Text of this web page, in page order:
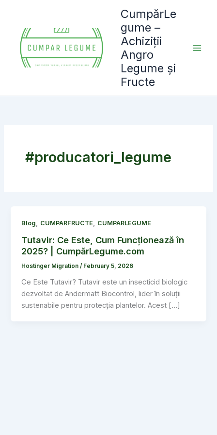
content
CumpărLe
gume –
Achiziții
Angro
Legume și
Fructe
#producatori_legume
Blog, CUMPARFRUCTE, CUMPARLEGUME
Tutavir: Ce Este, Cum Funcționează în
2025? | CumpărLegume.com
Hostinger Migration/ February 5, 2026
Ce Este Tutavir? Tutavir este un insecticid biologic
dezvoltat de Andermatt Biocontrol, lider în soluții
sustenabile pentru protecția plantelor. Acest […]